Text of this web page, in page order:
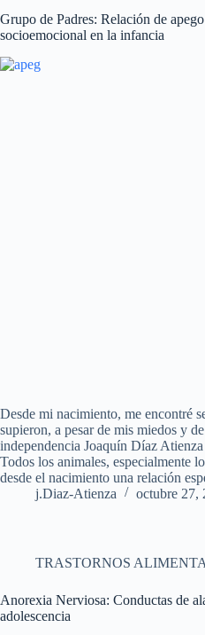
Grupo de Padres: Relación de
socioemocional en la infancia
Desde mi nacimiento, me encontré
supieron, a pesar de mis miedos y
independencia Joaquín Díaz
Todos los animales, especialmente
desde el nacimiento una relación
j.Diaz-Atienza
octubre 27,
TRASTORNOS
Anorexia Nerviosa: Conductas de
adolescencia